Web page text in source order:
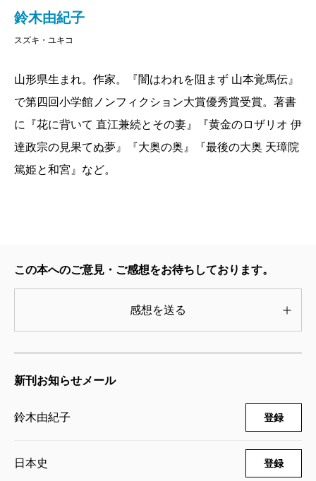
増上寺の徳川将軍家墓所の発掘調査が行なわれ、
四十二年に『増上寺徳川将軍墓とその遺品・遺
た。それによると、十四代将軍家茂の内柩には、
家茂の抜毛らしいと結論づけられた褐色がかった
られていた。これは正室静寛院宮（和宮）の遺体
の頭髪とは明らかに異なり、別人のものと見なさ
れた。ではいったい、だれの毛髪なのか。
のガラス板で、まぎれもなく湿板写真である。し
帽子を被って立っている若い男子であった。家茂
えて、素通しになったガラス板だった。
大奥の奥は深い。知るほどに謎は深まるばかりで
（すずき・ゆきこ 作家）
鈴木由紀子
スズキ・ユキコ
山形県生まれ。作家。『闇はわれを阻まず 山本覚馬伝』
で第四回小学館ノンフィクション大賞優秀賞受賞。著書
に『花に背いて 直江兼続とその妻』『黄金のロザリオ 伊
達政宗の見果てぬ夢』『大奥の奥』『最後の大奥 天璋院
篤姫と和宮』など。
この本へのご意見・ご感想をお待ちしております。
感想を送る
新刊お知らせメール
鈴木由紀子 登録
日本史 登録